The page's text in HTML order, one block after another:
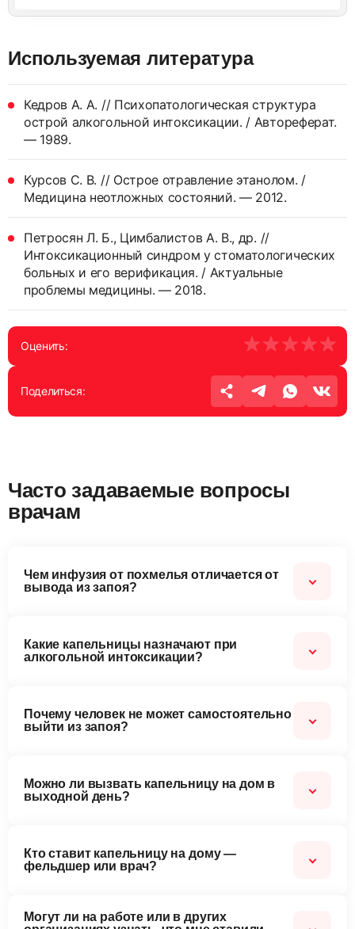
Используемая литература
Кедров А. А. // Психопатологическая структура
острой алкогольной интоксикации. / Автореферат.
— 1989.
Курсов С. В. // Острое отравление этанолом. /
Медицина неотложных состояний. — 2012.
Петросян Л. Б., Цимбалистов А. В., др. //
Интоксикационный синдром у стоматологических
больных и его верификация. / Актуальные
проблемы медицины. — 2018.
Оценить:
Поделиться:
Часто задаваемые вопросы
врачам
Чем инфузия от похмелья отличается от
вывода из запоя?
абстиненция — сильное влечение к спиртному из-за
зависимости.
Какие капельницы назначают при
алкогольной интоксикации?
солевыми растворами, витаминами группы B, магнезией,
Почему человек не может самостоятельно
выйти из запоя?
алкоголю, психологической зависимости и выраженного
Можно ли вызвать капельницу на дом в
выходной день?
круглосуточно, включая выходные и праздники.
Кто ставит капельницу на дому —
фельдшер или врач?
Обычно капельницу ставит фельдшер или медсестра, но
Могут ли на работе или в других